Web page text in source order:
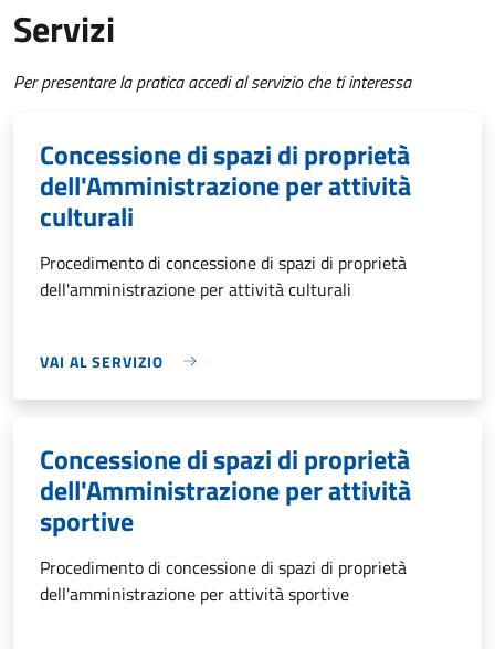
Servizi
Per presentare la pratica accedi al servizio che ti interessa
Concessione di spazi di proprietà
dell'Amministrazione per attività
culturali
Procedimento di concessione di spazi di proprietà
dell'amministrazione per attività culturali
VAI AL SERVIZIO
Concessione di spazi di proprietà
dell'Amministrazione per attività
sportive
Procedimento di concessione di spazi di proprietà
dell'amministrazione per attività sportive